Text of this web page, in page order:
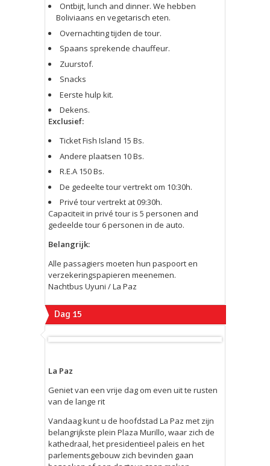
Ontbijt, lunch and dinner. We hebben
Boliviaans en vegetarisch eten.
Overnachting tijden de tour.
Spaans sprekende chauffeur.
Zuurstof.
Snacks
Eerste hulp kit.
Dekens.
Exclusief:
Ticket Fish Island 15 Bs.
Andere plaatsen 10 Bs.
R.E.A 150 Bs.
De gedeelte tour vertrekt om 10:30h.
Privé tour vertrekt at 09:30h.
Capaciteit in privé tour is 5 personen and
gedeelde tour 6 personen in de auto.
Belangrijk:
Alle passagiers moeten hun paspoort en
verzekeringspapieren meenemen.
Nachtbus Uyuni / La Paz
Dag 15
La Paz
Geniet van een vrije dag om even uit te rusten
van de lange rit
Vandaag kunt u de hoofdstad La Paz met zijn
belangrijkste plein Plaza Murillo, waar zich de
kathedraal, het presidentieel paleis en het
parlementsgebouw zich bevinden gaan